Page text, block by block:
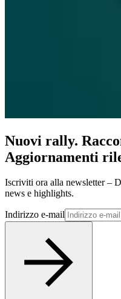
Nuovi rally.
Aggiornamenti
Iscriviti ora alla newsletter –
news e highlights.
Indirizzo e-mail